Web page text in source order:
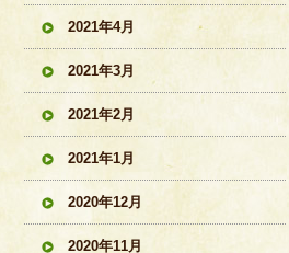
2021年4月
2021年3月
2021年2月
2021年1月
2020年12月
2020年11月